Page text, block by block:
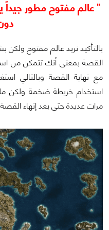
" عالم مفتوح مطور
بالتأكيد نريد عالم مفتوح
القصة بمعنى أنك تتمكن من
مع نهاية القصة وبالتالي
استخدام خريطة ضخمة ولكن
مرات عديدة حتى بعد إنهاء القصة